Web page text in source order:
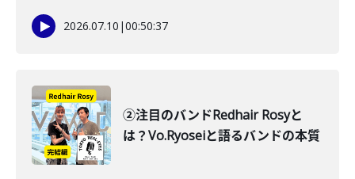
2026.07.10 |00:50:37
②注目のバンドRedhair Rosyと
は？Vo.Ryoseiと語るバンドの本質